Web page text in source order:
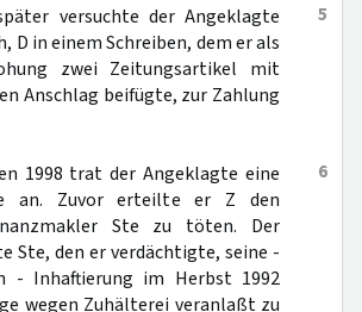
5
versuchte der Angeklagte
D in einem Schreiben, dem er als
zwei Zeitungsartikel mit
Anschlag beifügte, zur Zahlung
6
1998 trat der Angeklagte eine
an. Zuvor erteilte er Z den
Ste zu töten. Der
Ste, den er verdächtigte, seine -
- Inhaftierung im Herbst 1992
wegen Zuhälterei veranlaßt zu